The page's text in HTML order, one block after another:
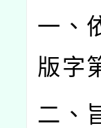
一、
版字
二、